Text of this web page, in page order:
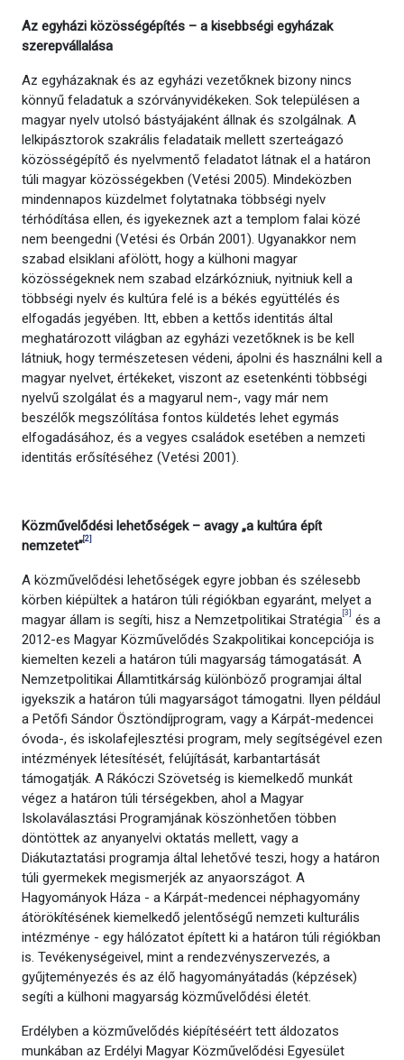
Az egyházi közösségépítés – a kisebbségi egyházak
szerepvállalása
Az egyházaknak és az egyházi vezetőknek bizony nincs
könnyű feladatuk a szórványvidékeken. Sok településen a
magyar nyelv utolsó bástyájaként állnak és szolgálnak. A
lelkipásztorok szakrális feladataik mellett szerteágazó
közösségépítő és nyelvmentő feladatot látnak el a határon
túli magyar közösségekben (Vetési 2005). Mindeközben
mindennapos küzdelmet folytatnaka többségi nyelv
térhódítása ellen, és igyekeznek azt a templom falai közé
nem beengedni (Vetési és Orbán 2001). Ugyanakkor nem
szabad elsiklani afölött, hogy a külhoni magyar
közösségeknek nem szabad elzárkózniuk, nyitniuk kell a
többségi nyelv és kultúra felé is a békés együttélés és
elfogadás jegyében. Itt, ebben a kettős identitás által
meghatározott világban az egyházi vezetőknek is be kell
látniuk, hogy természetesen védeni, ápolni és használni kell a
magyar nyelvet, értékeket, viszont az esetenkénti többségi
nyelvű szolgálat és a magyarul nem-, vagy már nem
beszélők megszólítása fontos küldetés lehet egymás
elfogadásához, és a vegyes családok esetében a nemzeti
identitás erősítéséhez (Vetési 2001).
Közművelődési lehetőségek – avagy „a kultúra épít
nemzetet”[2]
A közművelődési lehetőségek egyre jobban és szélesebb
körben kiépültek a határon túli régiókban egyaránt, melyet a
magyar állam is segíti, hisz a Nemzetpolitikai Stratégia[3] és a
2012-es Magyar Közművelődés Szakpolitikai koncepciója is
kiemelten kezeli a határon túli magyarság támogatását. A
Nemzetpolitikai Államtitkárság különböző programjai által
igyekszik a határon túli magyarságot támogatni. Ilyen például
a Petőfi Sándor Ösztöndíjprogram, vagy a Kárpát-medencei
óvoda-, és iskolafejlesztési program, mely segítségével ezen
intézmények létesítését, felújítását, karbantartását
támogatják. A Rákóczi Szövetség is kiemelkedő munkát
végez a határon túli térségekben, ahol a Magyar
Iskolaválasztási Programjának köszönhetően többen
döntöttek az anyanyelvi oktatás mellett, vagy a
Diákutaztatási programja által lehetővé teszi, hogy a határon
túli gyermekek megismerjék az anyaországot. A
Hagyományok Háza - a Kárpát-medencei néphagyomány
átörökítésének kiemelkedő jelentőségű nemzeti kulturális
intézménye - egy hálózatot épített ki a határon túli régiókban
is. Tevékenységeivel, mint a rendezvényszervezés, a
gyűjteményezés és az élő hagyományátadás (képzések)
segíti a külhoni magyarság közművelődési életét.
Erdélyben a közművelődés kiépítéséért tett áldozatos
munkában az Erdélyi Magyar Közművelődési Egyesület